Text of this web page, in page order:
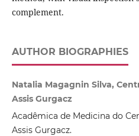
complement.
AUTHOR BIOGRAPHIES
Natalia Magagnin Silva,
Assis Gurgacz
Acadêmica de Medicina do
Assis Gurgacz.